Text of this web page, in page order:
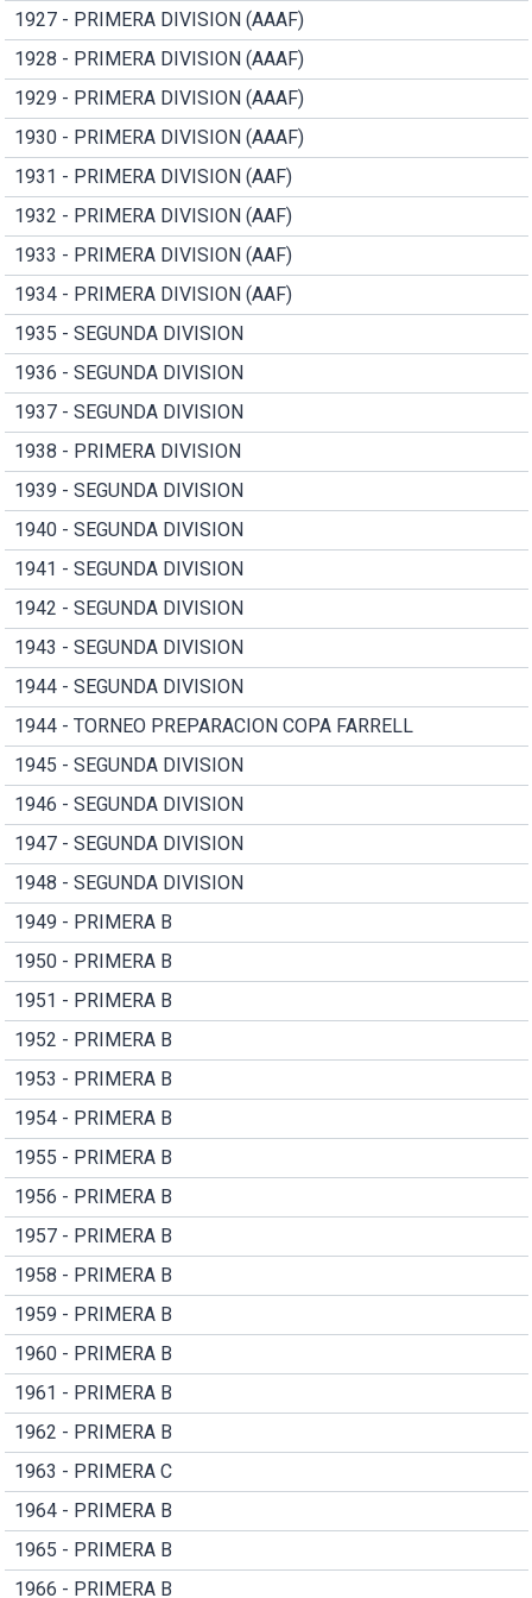
1927 - PRIMERA DIVISION (AAAF)
1928 - PRIMERA DIVISION (AAAF)
1929 - PRIMERA DIVISION (AAAF)
1930 - PRIMERA DIVISION (AAAF)
1931 - PRIMERA DIVISION (AAF)
1932 - PRIMERA DIVISION (AAF)
1933 - PRIMERA DIVISION (AAF)
1934 - PRIMERA DIVISION (AAF)
1935 - SEGUNDA DIVISION
1936 - SEGUNDA DIVISION
1937 - SEGUNDA DIVISION
1938 - PRIMERA DIVISION
1939 - SEGUNDA DIVISION
1940 - SEGUNDA DIVISION
1941 - SEGUNDA DIVISION
1942 - SEGUNDA DIVISION
1943 - SEGUNDA DIVISION
1944 - SEGUNDA DIVISION
1944 - TORNEO PREPARACION COPA FARRELL
1945 - SEGUNDA DIVISION
1946 - SEGUNDA DIVISION
1947 - SEGUNDA DIVISION
1948 - SEGUNDA DIVISION
1949 - PRIMERA B
1950 - PRIMERA B
1951 - PRIMERA B
1952 - PRIMERA B
1953 - PRIMERA B
1954 - PRIMERA B
1955 - PRIMERA B
1956 - PRIMERA B
1957 - PRIMERA B
1958 - PRIMERA B
1959 - PRIMERA B
1960 - PRIMERA B
1961 - PRIMERA B
1962 - PRIMERA B
1963 - PRIMERA C
1964 - PRIMERA B
1965 - PRIMERA B
1966 - PRIMERA B